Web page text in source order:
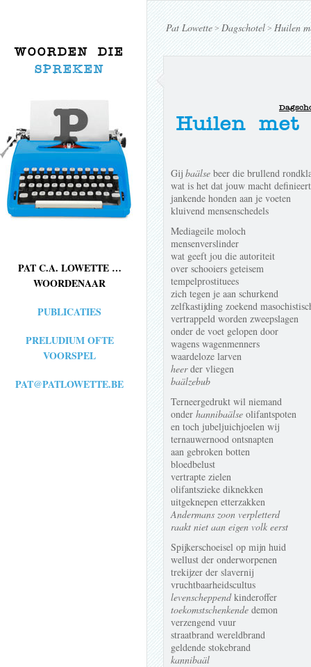
WOORDEN DIE
SPREKEN
PAT C.A. LOWETTE …
WOORDENAAR
PUBLICATIES
PRELUDIUM OFTE
VOORSPEL
PAT@PATLOWETTE.BE
Pat Lowette> Dagschotel >Huilen
Huilen
Gij baälsebeer die brullend
wat is het dat jouw macht definieert
jankende honden aan je voeten
kluivend mensenschedels
Mediageile moloch
mensenverslinder
wat geeft jou die autoriteit
over schooiers geteisem
tempelprostituees
zich tegen je aan schurkend
zelfkastijding zoekend
vertrappeld worden zweepslagen
onder de voet gelopen door
wagens wagenmenners
waardeloze larven
heerder vliegen
baälzebub
Terneergedrukt wil niemand
onder hannibaälseolifantspoten
en toch jubeljuichjoelen wij
ternauwernood ontsnapten
aan gebroken botten
bloedbelust
vertrapte zielen
olifantszieke diknekken
uitgeknepen etterzakken
Andermans zoon verpletterd
raakt niet aan eigen volk eerst
Spijkerschoeisel op mijn huid
wellust der onderworpenen
trekijzer der slavernij
vruchtbaarheidscultus
levenscheppendkinderoffer
toekomstschenkendedemon
verzengend vuur
straatbrand wereldbrand
geldende stokebrand
kannibaäl